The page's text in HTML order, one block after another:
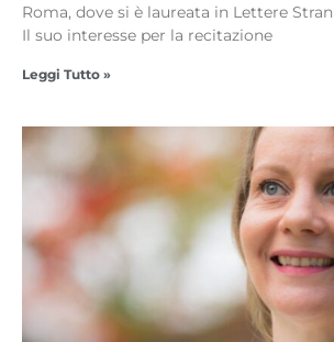
Roma, dove si è laureata in Lettere
Il suo interesse per la recitazione
Leggi Tutto »